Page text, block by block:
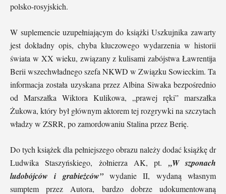
polsko-rosyjskich.
W suplemencie uzupełniającym do książki Uszkujnika zawarty
jest dokładny opis, chyba kluczowego wydarzenia w historii
świata w XX wieku, związany z kulisami zabójstwa Ławrentija
Berii wszechwładnego szefa NKWD w Związku Sowieckim. Ta
informacja została uzyskana przez Albina Siwaka bezpośrednio
od Marszałka Wiktora Kulikowa, „prawej ręki” marszałka
Żukowa, który był głównym aktorem tej rozgrywki na szczytach
władzy w ZSRR, po zamordowaniu Stalina przez Berię.
Do tych książek dla pełniejszego obrazu należy dodać książkę dr
Ludwika Staszyńskiego, żołnierza AK, pt. „W szponach
ludobójców i grabieżców” wydanie II, wydaną własnym
sumptem przez Autora, bardzo dobrze udokumentowaną